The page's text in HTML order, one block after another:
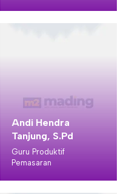
Andi Hendra
Tanjung, S.Pd
Guru Produktif
Pemasaran